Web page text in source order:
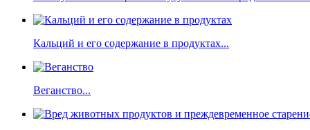
Кальций и его содержание в продуктах...
Веганство...